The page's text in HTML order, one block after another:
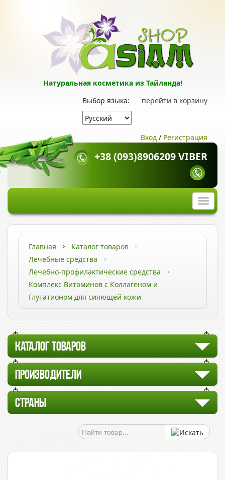
Натуральная косметика из Тайланда!
перейти в корзину
Выбор языка:
Вход / Регистрация
+38 (093)8906209 VIBER
Главная
Каталог товаров
Лечебные средства
Лечебно-профилактические средства
Комплекс Витаминов с Коллагеном и
Глутатионом для сияющей кожи
КАТАЛОГ ТОВАРОВ
ПРОИЗВОДИТЕЛИ
СТРАНЫ